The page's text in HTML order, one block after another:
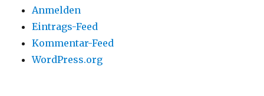
Anmelden
Eintrags-Feed
Kommentar-Feed
WordPress.org